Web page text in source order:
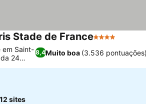
Stade de France4 Estrelas
8,4Muito boa (3.536 pontuações)
em Saint-
24
12 sites